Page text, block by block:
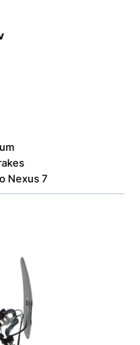
Nexus 7